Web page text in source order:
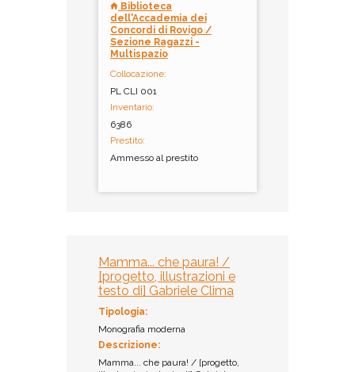
Biblioteca
dell'Accademia dei
Concordi di Rovigo /
Sezione Ragazzi -
Multispazio
Collocazione:
PL CLI 001
Inventario:
6386
Prestito:
Ammesso al prestito
Mamma... che paura! /
[progetto, illustrazioni e
testo di] Gabriele Clima
Tipologia:
Monografia moderna
Descrizione:
Mamma... che paura! / [progetto,